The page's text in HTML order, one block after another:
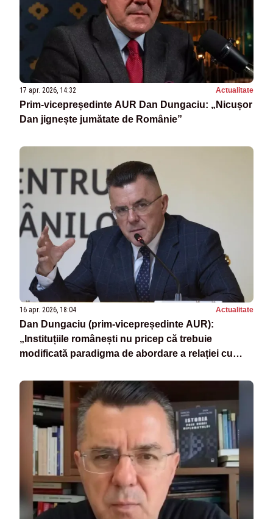
17 apr. 2026, 14:32 Actualitate
Prim-vicepreședinte AUR Dan Dungaciu: „Nicușor
Dan jignește jumătate de Românie”
16 apr. 2026, 18:04 Actualitate
Dan Dungaciu (prim-vicepreședinte AUR):
„Instituțiile românești nu pricep că trebuie
modificată paradigma de abordare a relației cu